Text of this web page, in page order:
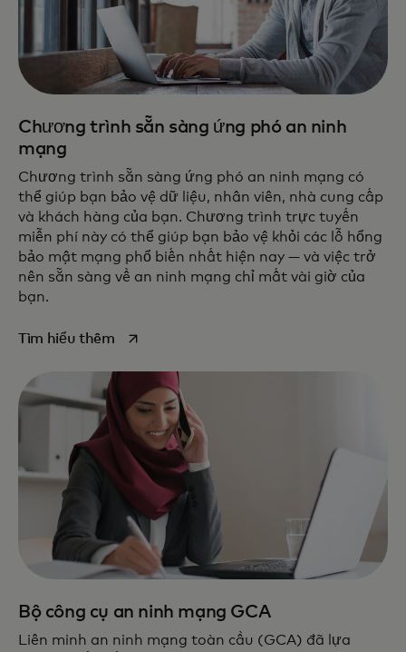
Chương trình sẵn sàng ứng phó an ninh
mạng
Chương trình sẵn sàng ứng phó an ninh mạng có
thể giúp bạn bảo vệ dữ liệu, nhân viên, nhà cung cấp
và khách hàng của bạn. Chương trình trực tuyến
miễn phí này có thể giúp bạn bảo vệ khỏi các lỗ hổng
bảo mật mạng phổ biến nhất hiện nay — và việc trở
nên sẵn sàng về an ninh mạng chỉ mất vài giờ của
bạn.
Tìm hiểu thêmopens in a new tab
Bộ công cụ an ninh mạng GCA
Liên minh an ninh mạng toàn cầu (GCA) đã lựa